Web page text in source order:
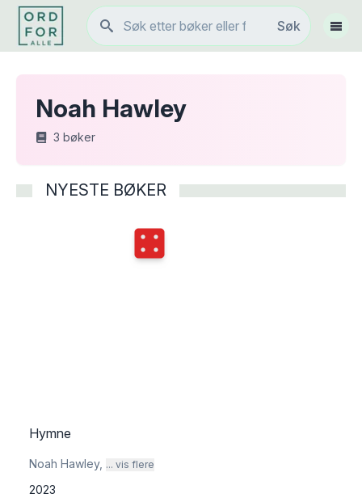
Søk
Søk
Vis
Noah Hawley
3 bøker
NYESTE BØKER
Terningkast
Hymne
Noah Hawley, ... vis flere
2023